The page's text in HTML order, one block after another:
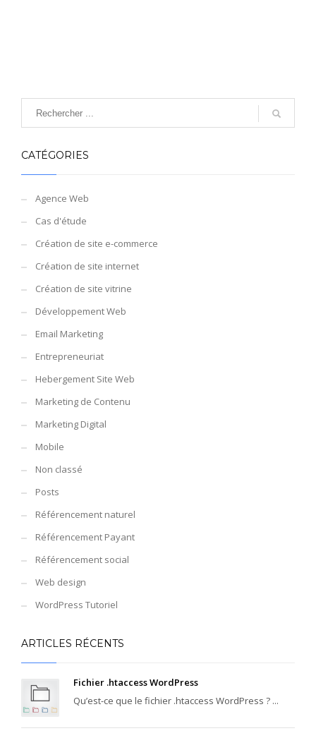
CATÉGORIES
Agence Web
Cas d'étude
Création de site e-commerce
Création de site internet
Création de site vitrine
Développement Web
Email Marketing
Entrepreneuriat
Hebergement Site Web
Marketing de Contenu
Marketing Digital
Mobile
Non classé
Posts
Référencement naturel
Référencement Payant
Référencement social
Web design
WordPress Tutoriel
ARTICLES RÉCENTS
Fichier .htaccess WordPress
Qu’est-ce que le fichier .htaccess WordPress ? ...